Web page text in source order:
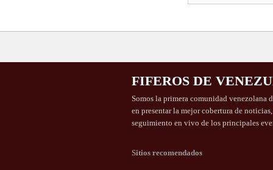
FIFEROS DE
Somos la primera comunidad venezolana
en presentar la mejor cobertura de
seguimiento en vivo de los principales
Sitios recomendados